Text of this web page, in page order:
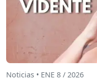
Noticias • ENE 8 / 2026